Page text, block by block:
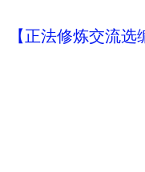
【正法修炼交流